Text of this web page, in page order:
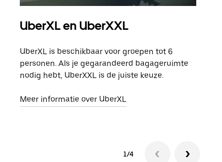
UberXL en UberXXL
UberXL is beschikbaar voor groepen tot 6
personen. Als je gegarandeerd bagageruimte
nodig hebt, UberXXL is de juiste keuze.
Meer informatie over UberXL
1/4